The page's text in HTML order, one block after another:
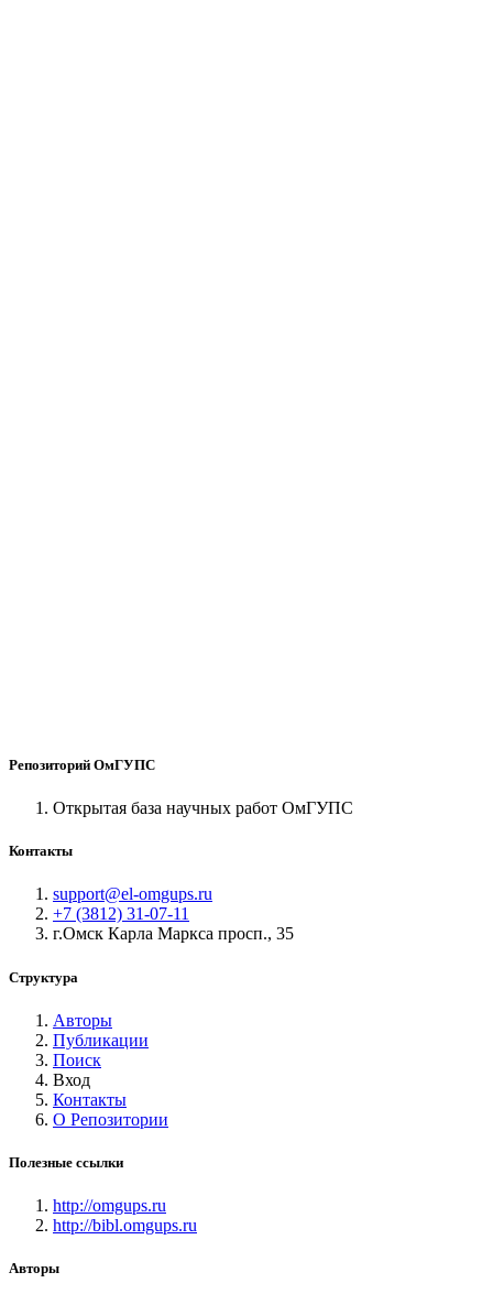
Репозиторий ОмГУПС
Открытая база научных работ ОмГУПС
Контакты
support@el-omgups.ru
+7 (3812) 31-07-11
г.Омск Карла Маркса просп., 35
Структура
Авторы
Публикации
Поиск
Вход
Контакты
О Репозитории
Полезные ссылки
http://omgups.ru
http://bibl.omgups.ru
Авторы